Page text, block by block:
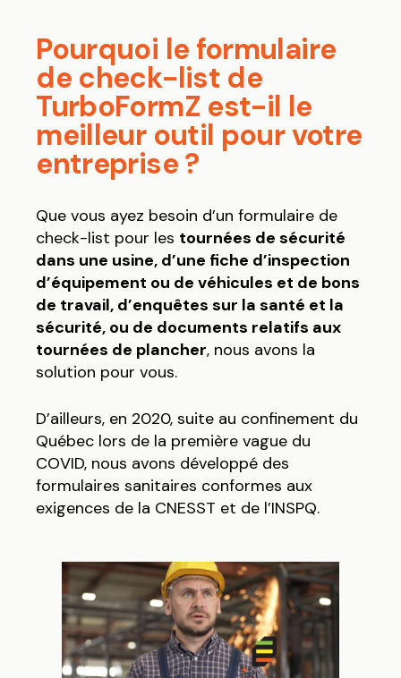
Pourquoi le formulaire
de check-list de
TurboFormZ est-il le
meilleur outil pour votre
entreprise ?
Que vous ayez besoin d’un formulaire de
check-list pour les tournées de sécurité
dans une usine, d’une fiche d’inspection
d’équipement ou de véhicules et de bons
de travail, d’enquêtes sur la santé et la
sécurité, ou de documents relatifs aux
tournées de plancher, nous avons la
solution pour vous.
D’ailleurs, en 2020, suite au confinement du
Québec lors de la première vague du
COVID, nous avons développé des
formulaires sanitaires conformes aux
exigences de la CNESST et de l’INSPQ.